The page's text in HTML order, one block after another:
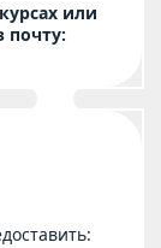
или
почту: